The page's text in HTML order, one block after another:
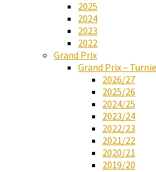
2025
2024
2023
2022
Grand Prix
Grand Prix –
2026/27
2025/26
2024/25
2023/24
2022/23
2021/22
2020/21
2019/20